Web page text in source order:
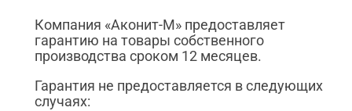
Компания «Аконит-М» предоставляет
гарантию на товары собственного
производства сроком 12 месяцев.
Гарантия не предоставляется в следующих
случаях: